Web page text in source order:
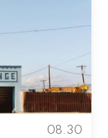
08.30